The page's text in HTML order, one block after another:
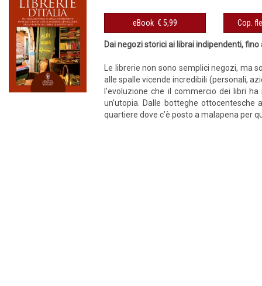
eBook € 5,99
Dai negozi storici ai librai indipendenti,
Le librerie non sono semplici negozi, ma
alle spalle vicende incredibili (personali,
l’evoluzione che il commercio dei libri
un’utopia. Dalle botteghe
quartiere dove c’è posto a malapena per